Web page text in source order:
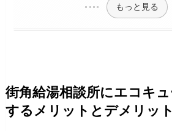
もっと見る
街角給湯相談所にエコキ
するメリットとデメリッ